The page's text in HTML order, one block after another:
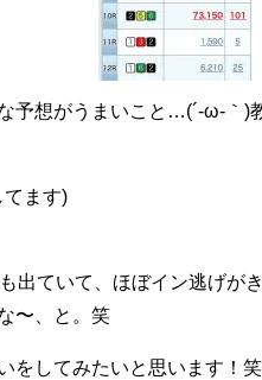
予想がうまいこと…(´-ω-｀)
てます)
出ていて、ほぼイン逃げが
〜、と。笑
をしてみたいと思います！笑